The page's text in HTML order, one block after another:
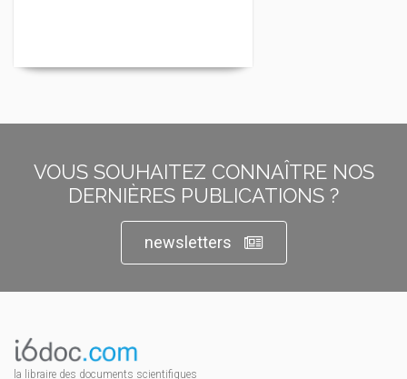
VOUS SOUHAITEZ CONNAÎTRE NOS
DERNIÈRES PUBLICATIONS ?
newsletters
la libraire des documents scientifiques